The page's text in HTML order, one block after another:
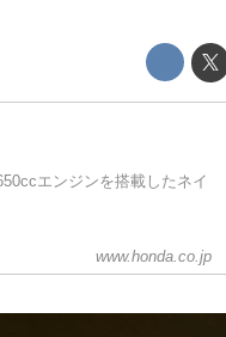
エンジンを搭載したネイ
www.honda.co.jp